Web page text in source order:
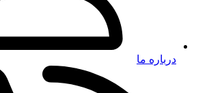
درباره ما